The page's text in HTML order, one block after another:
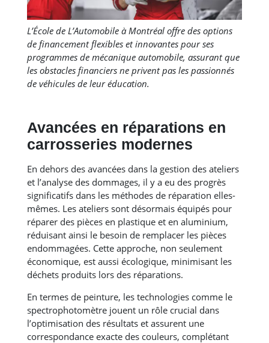
L’École de L’Automobile à Montréal offre des options
de financement flexibles et innovantes pour ses
programmes de mécanique automobile, assurant que
les obstacles financiers ne privent pas les passionnés
de véhicules de leur éducation.
Avancées en réparations en
carrosseries modernes
En dehors des avancées dans la gestion des ateliers
et l’analyse des dommages, il y a eu des progrès
significatifs dans les méthodes de réparation elles-
mêmes. Les ateliers sont désormais équipés pour
réparer des pièces en plastique et en aluminium,
réduisant ainsi le besoin de remplacer les pièces
endommagées. Cette approche, non seulement
économique, est aussi écologique, minimisant les
déchets produits lors des réparations.
En termes de peinture, les technologies comme le
spectrophotomètre jouent un rôle crucial dans
l’optimisation des résultats et assurent une
correspondance exacte des couleurs, complétant